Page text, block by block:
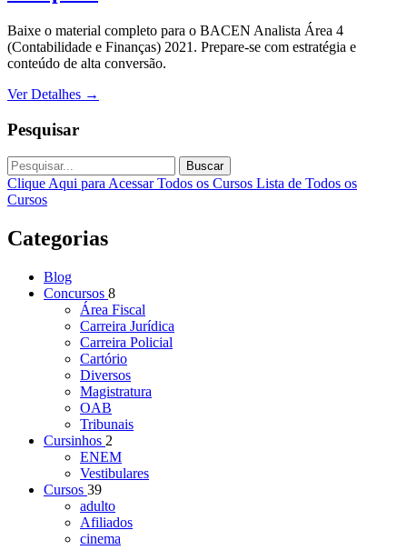
Baixe o material completo para o BACEN Analista Área 4
(Contabilidade e Finanças) 2021. Prepare-se com estratégia e
conteúdo de alta conversão.
Ver Detalhes →
Pesquisar
Buscar
Clique Aqui para Acessar Todos os Cursos Lista de Todos os
Cursos
Categorias
Blog
Concursos 8
Área Fiscal
Carreira Jurídica
Carreira Policial
Cartório
Diversos
Magistratura
OAB
Tribunais
Cursinhos 2
ENEM
Vestibulares
Cursos 39
adulto
Afiliados
cinema